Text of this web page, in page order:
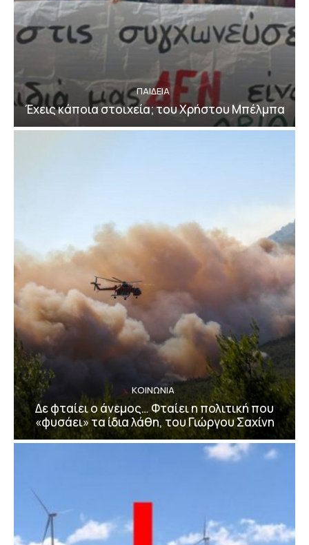
ΠΑΙΔΕΙΑ
Έχεις κάποια στοιχεία; του Χρήστου Μπέλμπα
ΚΟΙΝΩΝΙΑ
Δε φταίει ο άνεμος… Φταίει η πολιτική που
«φυσάει» τα ίδια λάθη, του Γιώργου Σαχίνη